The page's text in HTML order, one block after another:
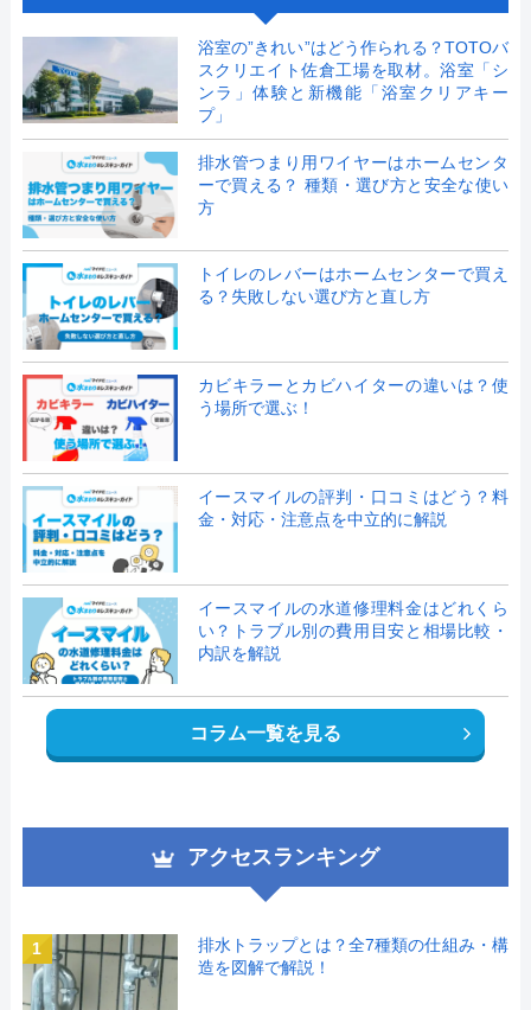
浴室の”きれい”はどう作られる？TOTOバ
スクリエイト佐倉工場を取材。浴室「シ
ンラ」体験と新機能「浴室クリアキー
プ」
排水管つまり用ワイヤーはホームセンタ
ーで買える？ 種類・選び方と安全な使い
方
トイレのレバーはホームセンターで買え
る？失敗しない選び方と直し方
カビキラーとカビハイターの違いは？使
う場所で選ぶ！
イースマイルの評判・口コミはどう？料
金・対応・注意点を中立的に解説
イースマイルの水道修理料金はどれくら
い？トラブル別の費用目安と相場比較・
内訳を解説
コラム一覧を見る
アクセスランキング
1
排水トラップとは？全7種類の仕組み・構
造を図解で解説！